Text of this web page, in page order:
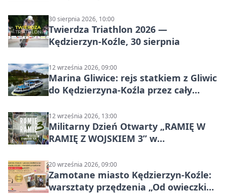
30 sierpnia 2026, 10:00
Twierdza Triathlon 2026 —
Kędzierzyn-Koźle, 30 sierpnia
12 września 2026, 09:00
Marina Gliwice: rejs statkiem z Gliwic
do Kędzierzyna-Koźla przez cały
12 września 2026, 13:00
Militarny Dzień Otwarty „RAMIĘ W
RAMIĘ Z WOJSKIEM 3” w
20 września 2026, 09:00
Zamotane miasto Kędzierzyn-Koźle:
warsztaty przędzenia „Od owieczki